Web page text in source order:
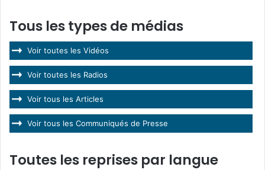
Tous les types de médias
Voir toutes les Vidéos
Voir toutes les Radios
Voir tous les Articles
Voir tous les Communiqués de Presse
Toutes les reprises par langue